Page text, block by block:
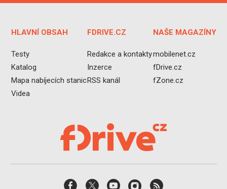
HLAVNÍ OBSAH
Testy
Katalog
Mapa nabíjecích stanic
Videa
FDRIVE.CZ
Redakce a kontakty
Inzerce
RSS kanál
NAŠE MAGAZÍNY
mobilenet.cz
fDrive.cz
fZone.cz